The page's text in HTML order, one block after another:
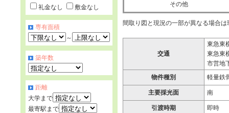
その他
間取り図と現況の一部が異なる場合
交通
東急東
東急東
市営地
物件種別
軽量鉄
主要採光面 南
引渡時期 即時
礼金なし
敷金なし
専有面積
～
築年数
距離
大学まで
最寄駅まで